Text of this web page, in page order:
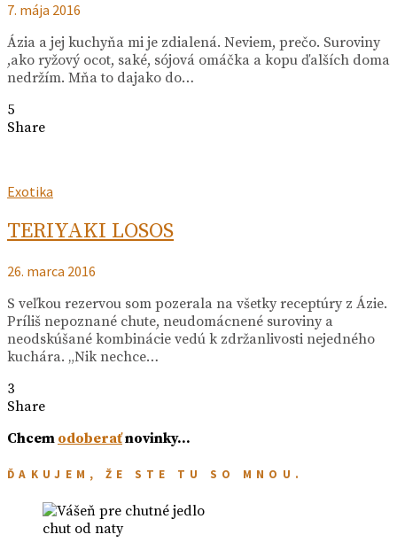
7. mája 2016
Ázia a jej kuchyňa mi je zdialená. Neviem, prečo. Suroviny
,ako ryžový ocot, saké, sójová omáčka a kopu ďalších doma
nedržím. Mňa to dajako do…
5
Share
Exotika
TERIYAKI LOSOS
26. marca 2016
S veľkou rezervou som pozerala na všetky receptúry z Ázie.
Príliš nepoznané chute, neudomácnené suroviny a
neodskúšané kombinácie vedú k zdržanlivosti nejedného
kuchára. „Nik nechce…
3
Share
Chcem odoberaťnovinky…
ĎAKUJEM, ŽE STE TU SO MNOU.
chut od naty